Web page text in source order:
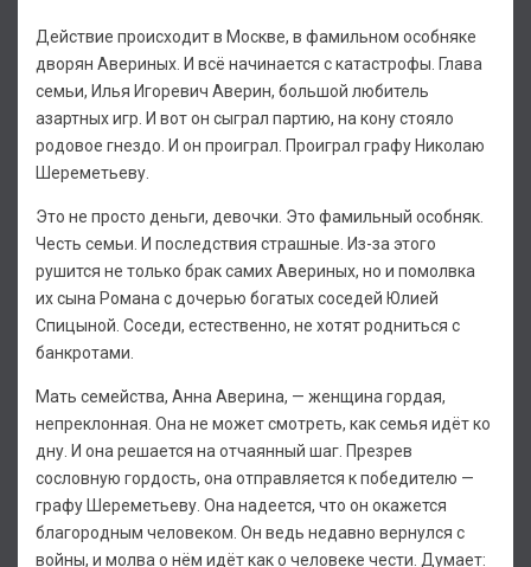
Действие происходит в Москве, в фамильном особняке
дворян Авериных. И всё начинается с катастрофы. Глава
семьи, Илья Игоревич Аверин, большой любитель
азартных игр. И вот он сыграл партию, на кону стояло
родовое гнездо. И он проиграл. Проиграл графу Николаю
Шереметьеву.
Это не просто деньги, девочки. Это фамильный особняк.
Честь семьи. И последствия страшные. Из-за этого
рушится не только брак самих Авериных, но и помолвка
их сына Романа с дочерью богатых соседей Юлией
Спицыной. Соседи, естественно, не хотят родниться с
банкротами.
Мать семейства, Анна Аверина, — женщина гордая,
непреклонная. Она не может смотреть, как семья идёт ко
дну. И она решается на отчаянный шаг. Презрев
сословную гордость, она отправляется к победителю —
графу Шереметьеву. Она надеется, что он окажется
благородным человеком. Он ведь недавно вернулся с
войны, и молва о нём идёт как о человеке чести. Думает: